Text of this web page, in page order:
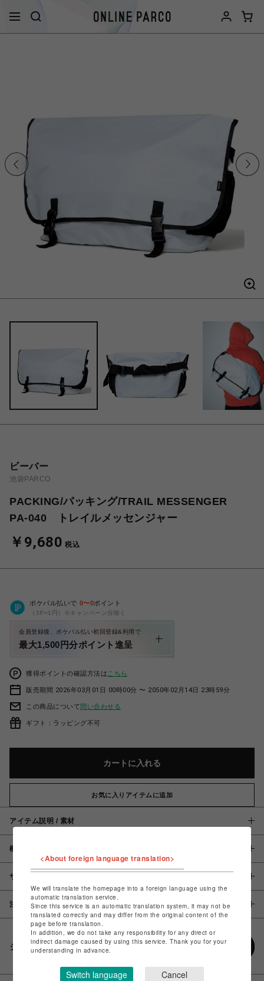
ビーバー
池袋PARCO
PACKING/パッキング/TRAIL MESSENGER
PA-040 トレイルメッセンジャー
￥9,680 税込
ポケパル払いで 0〜0ポイント
（1P=1円）※キャンペーン分除く
会員登録後、ポケパル払い初回登録&利用で
最大1,500円分ポイント進呈
獲得ポイントの確認方法は こちら
販売期間 2026年03月01日 00時00分 〜 2050年02月14日 23時59分
この商品について問い合わせる
ギフト：ラッピング不可
カートに入れる
お気に入りアイテムに追加
アイテム説明 / 素材
概要
サイズ
注意事項
シェアする
<About foreign language translation>
We will translate the homepage into a foreign language using the
automatic translation service.
Since this service is an automatic translation system, it may not be
translated correctly and may differ from the original content of the
page before translation.
In addition, we do not take any responsibility for any direct or
indirect damage caused by using this service. Thank you for your
understanding in advance.
Switch language Cancel